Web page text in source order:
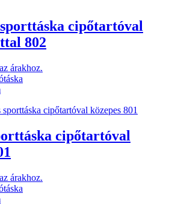
cipőtartóval
802
árakhoz.
cipőtartóval
árakhoz.